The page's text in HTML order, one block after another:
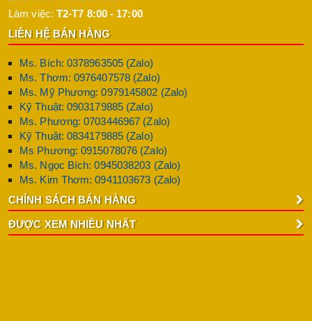
Làm việc: T2-T7 8:00 - 17:00
LIÊN HỆ BÁN HÀNG
Ms. Bích: 0378963505 (Zalo)
Ms. Thơm: 0976407578 (Zalo)
Ms. Mỹ Phương: 0979145802 (Zalo)
Kỹ Thuật: 0903179885 (Zalo)
Ms. Phương: 0703446967 (Zalo)
Kỹ Thuật: 0834179885 (Zalo)
Ms Phương: 0915078076 (Zalo)
Ms. Ngọc Bích: 0945038203 (Zalo)
Ms. Kim Thơm: 0941103673 (Zalo)
CHÍNH SÁCH BÁN HÀNG
ĐƯỢC XEM NHIỀU NHẤT